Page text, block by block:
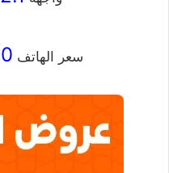
سعر الهاتف